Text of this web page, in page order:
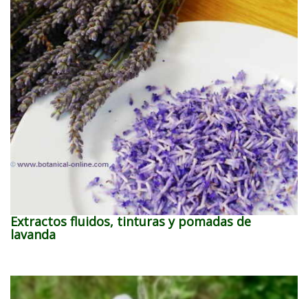
Extractos fluidos, tinturas y pomadas de
lavanda